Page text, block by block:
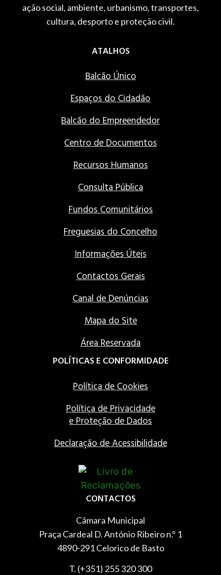
ação social, ambiente, urbanismo, transportes,
cultura, desporto e proteção civil.
ATALHOS
Balcão Único
Espaços do Cidadão
Balcão do Empreendedor
Centro de Documentos
Recursos Humanos
Consulta Pública
Fundos Comunitários
Freguesias do Concelho
Informações Úteis
Contactos Gerais
Canal de Denúncias
Mapa do Site
Área Reservada
POLÍTICAS E CONFORMIDADE
Política de Cookies
Política de Privacidade
e Proteção de Dados
Declaração de Acessibilidade
CONTACTOS
Câmara Municipal
Praça Cardeal D. António Ribeiro n.º 1
4890-291 Celorico de Basto
T. (+351) 255 320 300